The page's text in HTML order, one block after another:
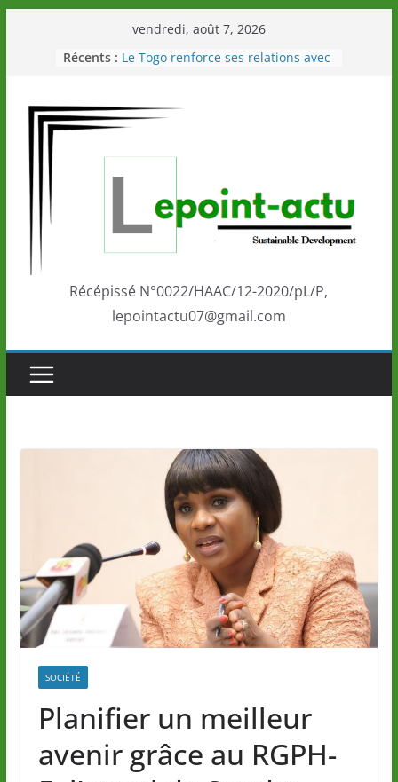
vendredi, août 7, 2026
Récents : Le Togo renforce ses relations avec
Éléphants en Côte d’Ivoire
LOTO DETENTE”, un nouveau tirage
marque de confiance au Togo sur
la scène internationale au-delà des
performances de ses athlètes
Togo: Que retenir de la politique
éducation et de l’ambition de
Récépissé N°0022/HAAC/12-2020/pL/P,
lepointactu07@gmail.com
SOCIÉTÉ
Planifier un meilleur
avenir grâce au RGPH-